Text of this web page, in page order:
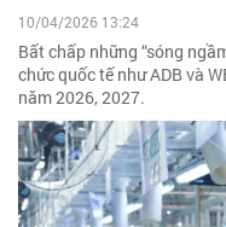
10/04/2026 13:24
Bất chấp những “sóng
chức quốc tế như ADB và
năm 2026, 2027.